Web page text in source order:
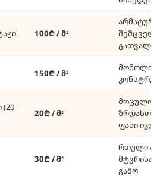
100₾ / მ²
150₾ / მ²
20₾ / მ²
ფასი
30₾ / მ²
რთული
მტვრისა
გამო